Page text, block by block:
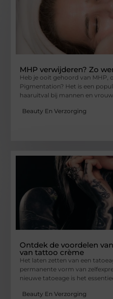
MHP verwijderen? Zo
Heb je ooit gehoord van MHP,
Pigmentation? Het is een
haaruitval bij mannen en
Beauty En Verzorging
Ontdek de voordelen
van tattoo crème
Het laten zetten van een
permanente vorm van
nieuwe tatoeage is het
Beauty En Verzorging